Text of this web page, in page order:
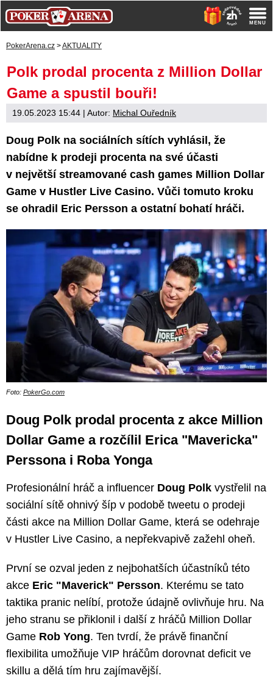
PokerArena.cz >AKTUALITY
Polk prodal procenta z Million Dollar
Game a spustil bouři!
19.05.2023 15:44 | Autor: Michal Ouředník
Doug Polk na sociálních sítích vyhlásil, že
nabídne k prodeji procenta na své účasti
v největší streamované cash games Million Dollar
Game v Hustler Live Casino. Vůči tomuto kroku
se ohradil Eric Persson a ostatní bohatí hráči.
Foto: PokerGo.com
Doug Polk prodal procenta z akce Million
Dollar Game a rozčílil Erica "Mavericka"
Perssona i Roba Yonga
Profesionální hráč a influencer Doug Polk vystřelil na
sociální sítě ohnivý šíp v podobě tweetu o prodeji
části akce na Million Dollar Game, která se odehraje
v Hustler Live Casino, a nepřekvapivě zažehl oheň.
První se ozval jeden z nejbohatších účastníků této
akce Eric "Maverick" Persson. Kterému se tato
taktika pranic nelíbí, protože údajně ovlivňuje hru. Na
jeho stranu se přiklonil i další z hráčů Million Dollar
Game Rob Yong. Ten tvrdí, že právě finanční
flexibilita umožňuje VIP hráčům dorovnat deficit ve
skillu a dělá tím hru zajímavější.